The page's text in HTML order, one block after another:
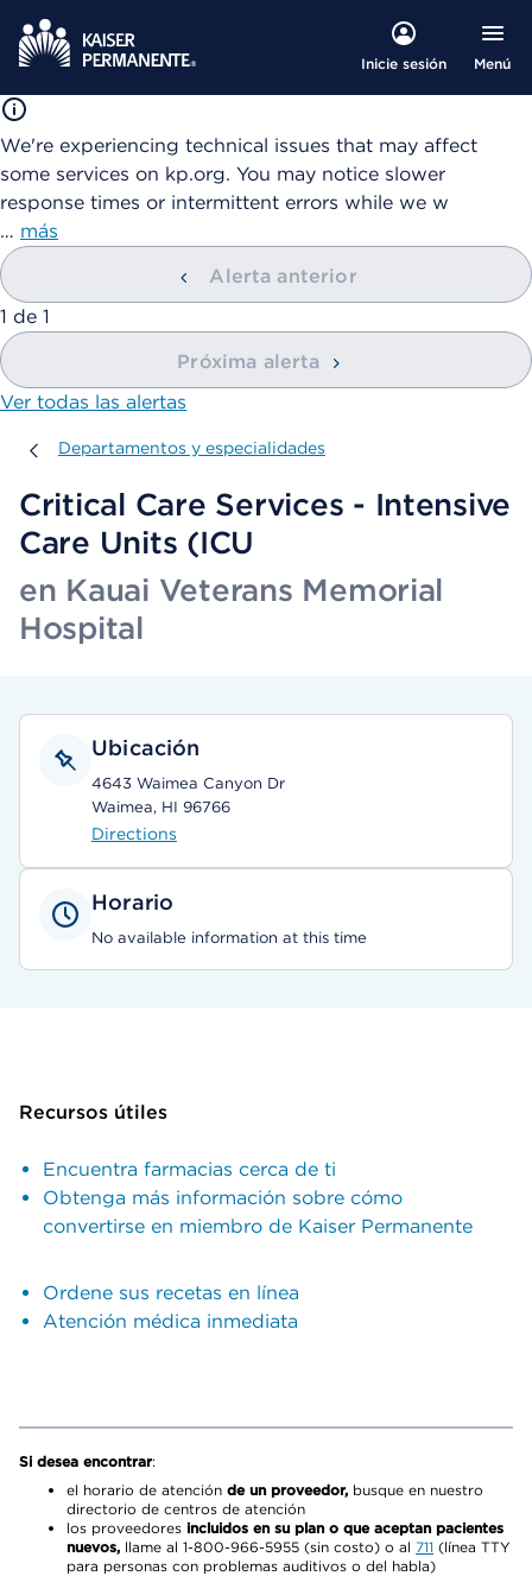
Inicie sesión Menú
We're experiencing technical issues that may affect
some services on kp.org. You may notice slower
response times or intermittent errors while we w
… más
Alerta anterior
mostrando
1 de 1
Próxima alerta
Ver todas las alertas
Departamentos y especialidades
Departamentos y especialidades
Critical Care Services - Intensive
Care Units (ICU
en Kauai Veterans Memorial
Hospital
Ubicación
4643 Waimea Canyon Dr
Waimea, HI 96766
Directions
Horario
No available information at this time
Recursos útiles
Encuentra farmacias cerca de ti
Obtenga más información sobre cómo
convertirse en miembro de Kaiser Permanente
Ordene sus recetas en línea
Atención médica inmediata
Si desea encontrar:
el horario de atención de un proveedor, busque en nuestro
directorio de centros de atención
los proveedores incluidos en su plan o que aceptan pacientes
nuevos, llame al 1-800-966-5955 (sin costo) o al 711 (línea TTY
para personas con problemas auditivos o del habla)